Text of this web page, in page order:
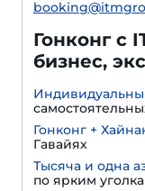
Гонконг с
бизнес,
Гонконг +
Гавайях
Тысяча и одна
по ярким